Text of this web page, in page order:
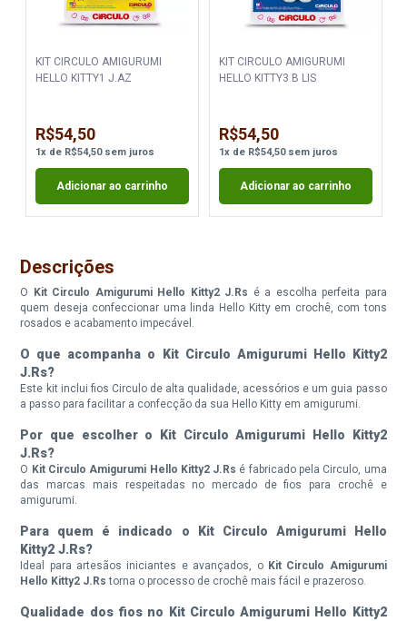
KIT CIRCULO AMIGURUMI
HELLO KITTY1 J.AZ
R$54,50
1xde R$54,50sem juros
Adicionar ao carrinho
KIT CIRCULO AMIGURUMI
HELLO KITTY3 B LIS
R$54,50
1xde R$54,50sem juros
Adicionar ao carrinho
Descrições
O Kit Circulo Amigurumi Hello Kitty2 J.Rs é a escolha perfeita para
quem deseja confeccionar uma linda Hello Kitty em crochê, com tons
rosados e acabamento impecável.
O que acompanha o Kit Circulo Amigurumi Hello Kitty2
J.Rs?
Este kit inclui fios Circulo de alta qualidade, acessórios e um guia passo
a passo para facilitar a confecção da sua Hello Kitty em amigurumi.
Por que escolher o Kit Circulo Amigurumi Hello Kitty2
J.Rs?
O Kit Circulo Amigurumi Hello Kitty2 J.Rs é fabricado pela Circulo, uma
das marcas mais respeitadas no mercado de fios para crochê e
amigurumi.
Para quem é indicado o Kit Circulo Amigurumi Hello
Kitty2 J.Rs?
Ideal para artesãos iniciantes e avançados, o Kit Circulo Amigurumi
Hello Kitty2 J.Rs torna o processo de crochê mais fácil e prazeroso.
Qualidade dos fios no Kit Circulo Amigurumi Hello Kitty2